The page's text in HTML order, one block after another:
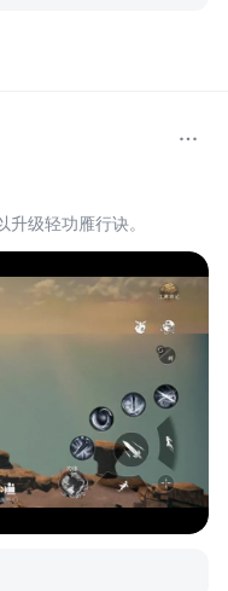
级轻功雁行诀。